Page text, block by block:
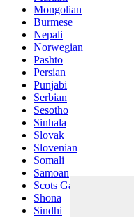
Mongolian
Burmese
Nepali
Norwegian
Pashto
Persian
Punjabi
Serbian
Sesotho
Sinhala
Slovak
Slovenian
Somali
Samoan
Scots Gaelic
Shona
Sindhi